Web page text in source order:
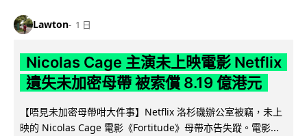
Lawton 1 日
Nicolas Cage 主演未上映電影 Netflix
遺失未加密母帶 被索償 8.19 億港元
【唔見未加密母帶咁大件事】Netflix 洛杉磯辦公室被竊，未上
映的 Nicolas Cage 電影《Fortitude》母帶亦告失蹤。電影...